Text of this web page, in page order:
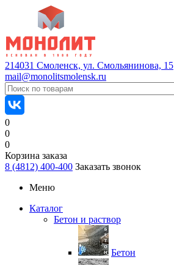
214031 Смоленск, ул. Смольянинова, 15
mail@monolitsmolensk.ru
0
0
0
Корзина заказа
8 (4812) 400-400 Заказать звонок
Меню
Каталог
Бетон и раствор
Бетон